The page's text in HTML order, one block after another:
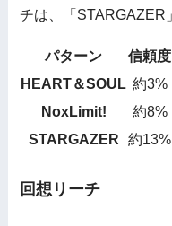
チは、「STARGAZER
パターン
信頼度
HEART＆SOUL 約3%
NoxLimit!
約8%
STARGAZER
約13%
回想リーチ